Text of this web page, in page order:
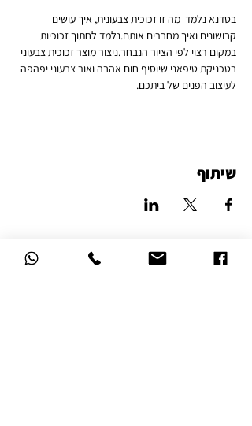
בסדנא נלמד  מה זו זכוכית צבעונית, איך עושים
קבושונים ואיך מחברים אותם.נלמד לחתוך זכוכיות
במקום רצוי לפי הציור הנבחר.ניצור מוצר זכוכית צבעוני
בטכניקת טיפאני שיוסיף חום אהבה ואור צבעוני יפהפה
לעיצוב הפנים של ביתכם.
שיתוף